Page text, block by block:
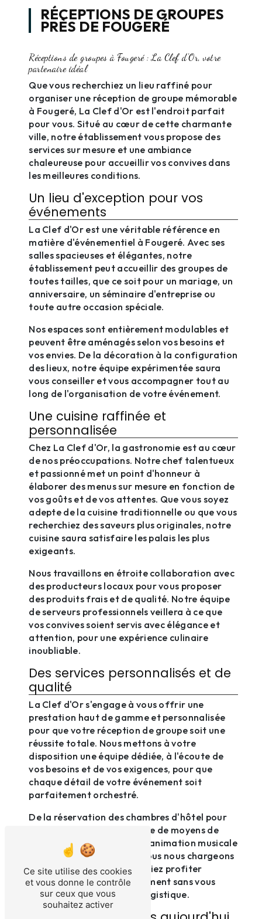
RÉCEPTIONS DE GROUPES
PRÈS DE FOUGERÉ
Réceptions de groupes à Fougeré : La Clef d'Or, votre
partenaire idéal
Que vous recherchiez un lieu raffiné pour
organiser une réception de groupe mémorable
à Fougeré, La Clef d'Or est l'endroit parfait
pour vous. Situé au cœur de cette charmante
ville, notre établissement vous propose des
services sur mesure et une ambiance
chaleureuse pour accueillir vos convives dans
les meilleures conditions.
Un lieu d'exception pour vos
événements
La Clef d'Or est une véritable référence en
matière d'événementiel à Fougeré. Avec ses
salles spacieuses et élégantes, notre
établissement peut accueillir des groupes de
toutes tailles, que ce soit pour un mariage, un
anniversaire, un séminaire d'entreprise ou
toute autre occasion spéciale.
Nos espaces sont entièrement modulables et
peuvent être aménagés selon vos besoins et
vos envies. De la décoration à la configuration
des lieux, notre équipe expérimentée saura
vous conseiller et vous accompagner tout au
long de l'organisation de votre événement.
Une cuisine raffinée et
personnalisée
Chez La Clef d'Or, la gastronomie est au cœur
de nos préoccupations. Notre chef talentueux
et passionné met un point d'honneur à
élaborer des menus sur mesure en fonction de
vos goûts et de vos attentes. Que vous soyez
adepte de la cuisine traditionnelle ou que vous
recherchiez des saveurs plus originales, notre
cuisine saura satisfaire les palais les plus
exigeants.
Nous travaillons en étroite collaboration avec
des producteurs locaux pour vous proposer
des produits frais et de qualité. Notre équipe
de serveurs professionnels veillera à ce que
vos convives soient servis avec élégance et
attention, pour une expérience culinaire
inoubliable.
Des services personnalisés et de
qualité
La Clef d'Or s'engage à vous offrir une
prestation haut de gamme et personnalisée
pour que votre réception de groupe soit une
réussite totale. Nous mettons à votre
disposition une équipe dédiée, à l'écoute de
vos besoins et de vos exigences, pour que
chaque détail de votre événement soit
parfaitement orchestré.
De la réservation des chambres d'hôtel pour
vos invités à la mise en place de moyens de
transport, en passant par l'animation musicale
ou la décoration florale, nous nous chargeons
de tout pour que vous puissiez profiter
pleinement de votre événement sans vous
soucier de l'organisation logistique.
Ce site utilise des cookies
et vous donne le contrôle
sur ceux que vous
souhaitez activer